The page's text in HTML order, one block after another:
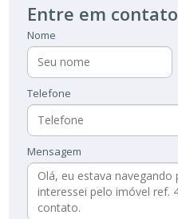
Entre em contato
Nome
Telefone
Mensagem